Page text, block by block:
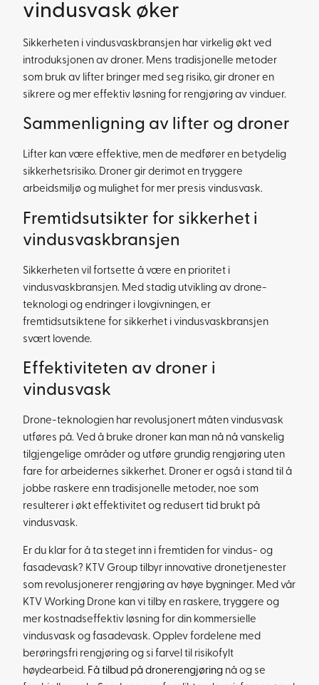
vindusvask øker
Sikkerheten i vindusvaskbransjen har virkelig økt ved
introduksjonen av droner. Mens tradisjonelle metoder
som bruk av lifter bringer med seg risiko, gir droner en
sikrere og mer effektiv løsning for rengjøring av vinduer.
Sammenligning av lifter og droner
Lifter kan være effektive, men de medfører en betydelig
sikkerhetsrisiko. Droner gir derimot en tryggere
arbeidsmiljø og mulighet for mer presis vindusvask.
Fremtidsutsikter for sikkerhet i
vindusvaskbransjen
Sikkerheten vil fortsette å være en prioritet i
vindusvaskbransjen. Med stadig utvikling av drone-
teknologi og endringer i lovgivningen, er
fremtidsutsiktene for sikkerhet i vindusvaskbransjen
svært lovende.
Effektiviteten av droner i
vindusvask
Drone-teknologien har revolusjonert måten vindusvask
utføres på. Ved å bruke droner kan man nå nå vanskelig
tilgjengelige områder og utføre grundig rengjøring uten
fare for arbeidernes sikkerhet. Droner er også i stand til å
jobbe raskere enn tradisjonelle metoder, noe som
resulterer i økt effektivitet og redusert tid brukt på
vindusvask.
Er du klar for å ta steget inn i fremtiden for vindus- og
fasadevask? KTV Group tilbyr innovative dronetjenester
som revolusjonerer rengjøring av høye bygninger. Med vår
KTV Working Drone kan vi tilby en raskere, tryggere og
mer kostnadseffektiv løsning for din kommersielle
vindusvask og fasadevask. Opplev fordelene med
berøringsfri rengjøring og si farvel til risikofylt
høydearbeid. Få tilbud på dronerengjøring nå og se